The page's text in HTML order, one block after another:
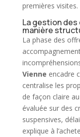
premières visites.
La gestion
manière
La phase des
Vienne encadre
centralise les
de façon claire
évaluée sur des
suspensives,
explique à